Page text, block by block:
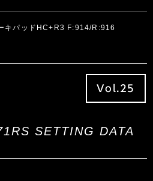
キパッドHC+R3 F:914/R:916
Vol.25
SETTING DATA